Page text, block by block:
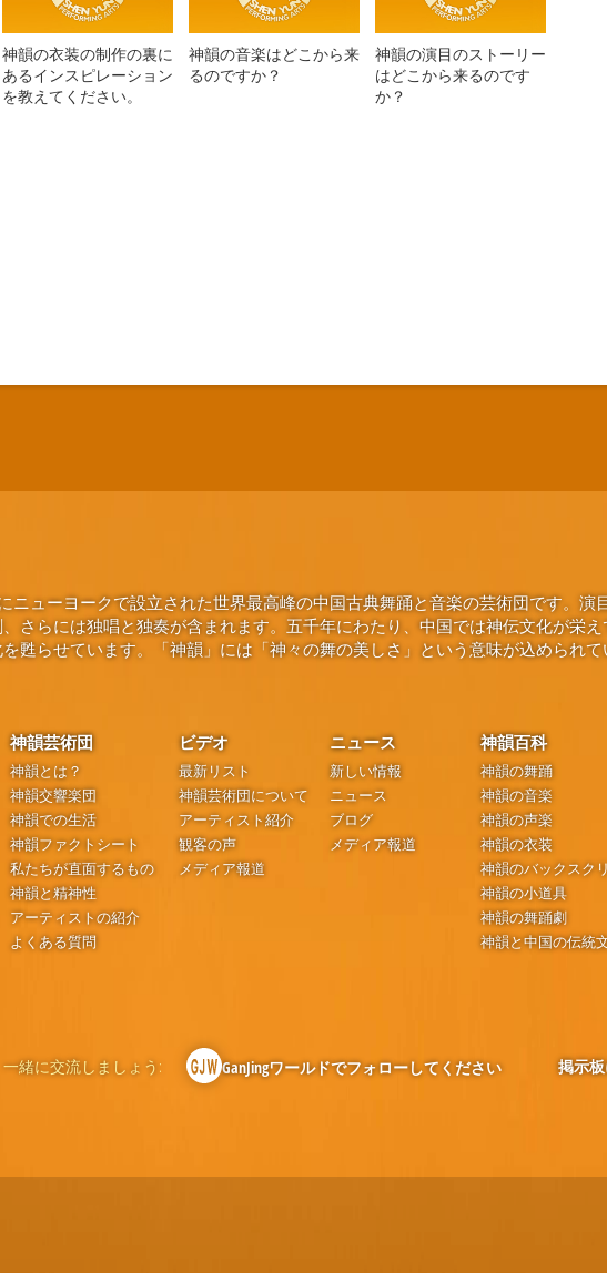
神韻の衣装の制作の裏に
あるインスピレーション
を教えてください。
神韻の音楽はどこから来
るのですか？
神韻の演目のストーリー
はどこから来るのです
か？
ニューヨークで設立された世界最高峰の中国古典舞踊と音楽の芸術団です。
さらには独唱と独奏が含まれます。五千年にわたり、中国では神伝文化が栄
甦らせています。「神韻」には「神々の舞の美しさ」という意味が込められて
神韻芸術団
神韻とは？
神韻交響楽団
神韻での生活
神韻ファクトシート
私たちが直面するもの
神韻と精神性
アーティストの紹介
よくある質問
ビデオ
最新リスト
神韻芸術団について
アーティスト紹介
観客の声
メディア報道
ニュース
新しい情報
ニュース
ブログ
メディア報道
神韻百科
神韻の舞踊
神韻の音楽
神韻の声楽
神韻の衣装
神韻のバックスク
神韻の小道具
神韻の舞踊劇
神韻と中国の伝統
一緒に交流しましょう: GanJingワールドでフォローしてください 掲示